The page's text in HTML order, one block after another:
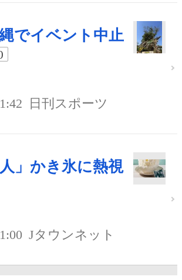
でイベント中止
日刊スポーツ
人」かき氷に熱視
Jタウンネット